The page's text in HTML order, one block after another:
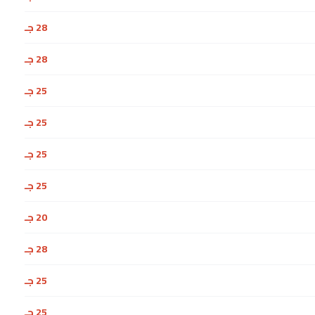
28 جـ
28 جـ
25 جـ
25 جـ
25 جـ
25 جـ
20 جـ
28 جـ
25 جـ